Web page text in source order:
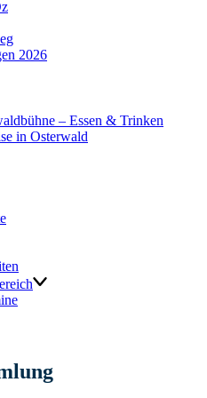
2026
– Essen & Trinken
in Osterwald